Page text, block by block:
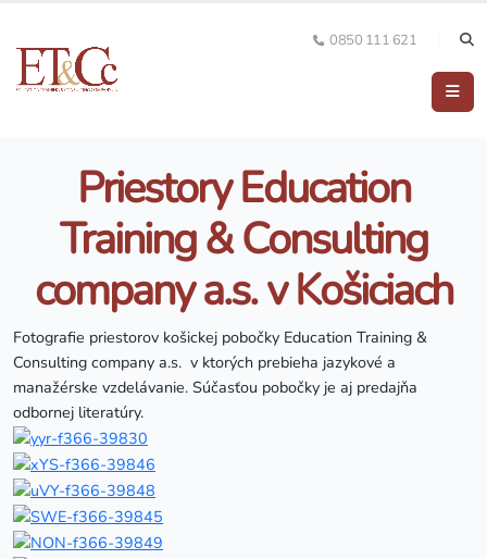
0850 111 621
Priestory Education
Training & Consulting
company a.s. v Košiciach
Fotografie priestorov košickej pobočky Education Training &
Consulting company a.s. v ktorých prebieha jazykové a
manažérske vzdelávanie. Súčasťou pobočky je aj predajňa
odbornej literatúry.